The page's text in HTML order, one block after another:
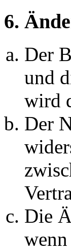
6.
Der
und
wird
Der
Die